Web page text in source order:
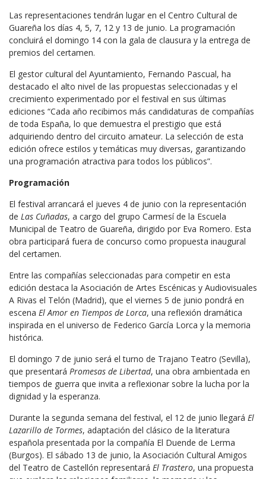
Las representaciones tendrán lugar en el Centro Cultural de
Guareña los días 4, 5, 7, 12 y 13 de junio. La programación
concluirá el domingo 14 con la gala de clausura y la entrega de
premios del certamen.
El gestor cultural del Ayuntamiento, Fernando Pascual, ha
destacado el alto nivel de las propuestas seleccionadas y el
crecimiento experimentado por el festival en sus últimas
ediciones “Cada año recibimos más candidaturas de compañías
de toda España, lo que demuestra el prestigio que está
adquiriendo dentro del circuito amateur. La selección de esta
edición ofrece estilos y temáticas muy diversas, garantizando
una programación atractiva para todos los públicos”.
Programación
El festival arrancará el jueves 4 de junio con la representación
de Las Cuñadas, a cargo del grupo Carmesí de la Escuela
Municipal de Teatro de Guareña, dirigido por Eva Romero. Esta
obra participará fuera de concurso como propuesta inaugural
del certamen.
Entre las compañías seleccionadas para competir en esta
edición destaca la Asociación de Artes Escénicas y Audiovisuales
A Rivas el Telón (Madrid), que el viernes 5 de junio pondrá en
escena El Amor en Tiempos de Lorca, una reflexión dramática
inspirada en el universo de Federico García Lorca y la memoria
histórica.
El domingo 7 de junio será el turno de Trajano Teatro (Sevilla),
que presentará Promesas de Libertad, una obra ambientada en
tiempos de guerra que invita a reflexionar sobre la lucha por la
dignidad y la esperanza.
Durante la segunda semana del festival, el 12 de junio llegará El
Lazarillo de Tormes, adaptación del clásico de la literatura
española presentada por la compañía El Duende de Lerma
(Burgos). El sábado 13 de junio, la Asociación Cultural Amigos
del Teatro de Castellón representará El Trastero, una propuesta